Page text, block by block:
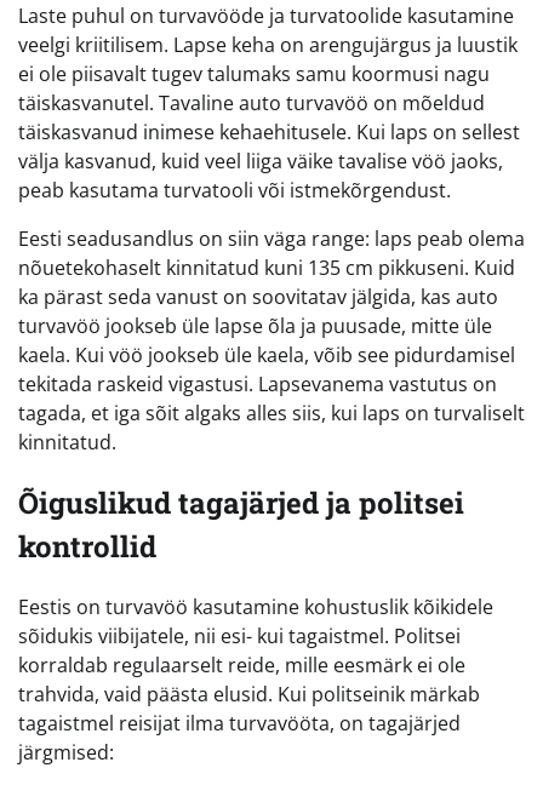
Laste puhul on turvavööde ja turvatoolide kasutamine
veelgi kriitilisem. Lapse keha on arengujärgus ja luustik
ei ole piisavalt tugev talumaks samu koormusi nagu
täiskasvanutel. Tavaline auto turvavöö on mõeldud
täiskasvanud inimese kehaehitusele. Kui laps on sellest
välja kasvanud, kuid veel liiga väike tavalise vöö jaoks,
peab kasutama turvatooli või istmekõrgendust.
Eesti seadusandlus on siin väga range: laps peab olema
nõuetekohaselt kinnitatud kuni 135 cm pikkuseni. Kuid
ka pärast seda vanust on soovitatav jälgida, kas auto
turvavöö jookseb üle lapse õla ja puusade, mitte üle
kaela. Kui vöö jookseb üle kaela, võib see pidurdamisel
tekitada raskeid vigastusi. Lapsevanema vastutus on
tagada, et iga sõit algaks alles siis, kui laps on turvaliselt
kinnitatud.
Õiguslikud tagajärjed ja politsei
kontrollid
Eestis on turvavöö kasutamine kohustuslik kõikidele
sõidukis viibijatele, nii esi- kui tagaistmel. Politsei
korraldab regulaarselt reide, mille eesmärk ei ole
trahvida, vaid päästa elusid. Kui politseinik märkab
tagaistmel reisijat ilma turvavööta, on tagajärjed
järgmised: